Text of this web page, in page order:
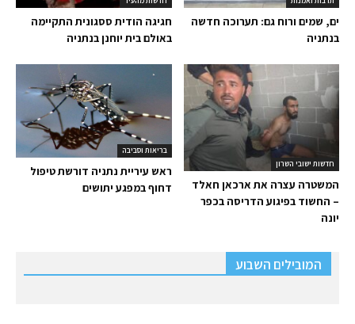
חגיגה הודית ססגונית התקיימה
באולם בית יוחנן בנתניה
ים, שמים ורוח גם: תערוכה חדשה
בנתניה
בריאות וסביבה
ראש עיריית נתניה דורשת טיפול
דחוף במפגע יתושים
חדשות ישובי השרון
המשטרה עצרה את ארכאן חאלד
– החשוד בפיגוע הדריסה בכפר
יונה
המובילים השבוע